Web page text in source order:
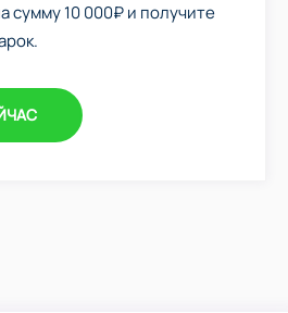
сумму 10 000₽ и получите